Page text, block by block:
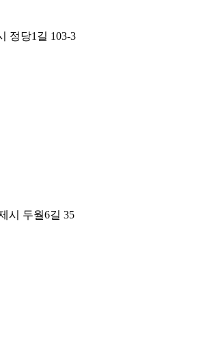
정당1길 103-3
시 두월6길 35